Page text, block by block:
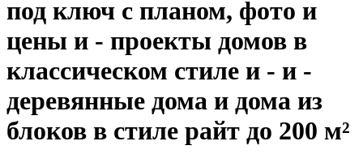
под ключ с планом, фото и
цены и - проекты домов в
классическом стиле и - и -
деревянные дома и дома из
блоков в стиле райт до 200 м²